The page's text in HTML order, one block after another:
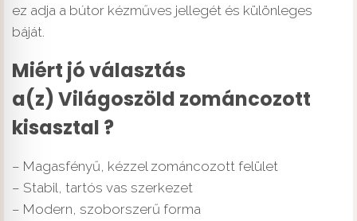
ez adja a bútor kézműves jellegét és különleges
báját.
Miért jó választás
a(z) Világoszöld zománcozott
kisasztal ?
– Magasfényű, kézzel zománcozott felület
– Stabil, tartós vas szerkezet
– Modern, szoborszerű forma